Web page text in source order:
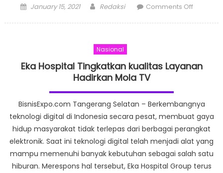
Posted
January 15, 2021 Author
Redaksi Comments Offon
Herbal
Nasional
Eka Hospital Tingkatkan kualitas Layanan
Hadirkan Mola TV
BisnisExpo.com Tangerang Selatan – Berkembangnya
teknologi digital di Indonesia secara pesat, membuat gaya
hidup masyarakat tidak terlepas dari berbagai perangkat
elektronik. Saat ini teknologi digital telah menjadi alat yang
mampu memenuhi banyak kebutuhan sebagai salah satu
hiburan. Merespons hal tersebut, Eka Hospital Group terus